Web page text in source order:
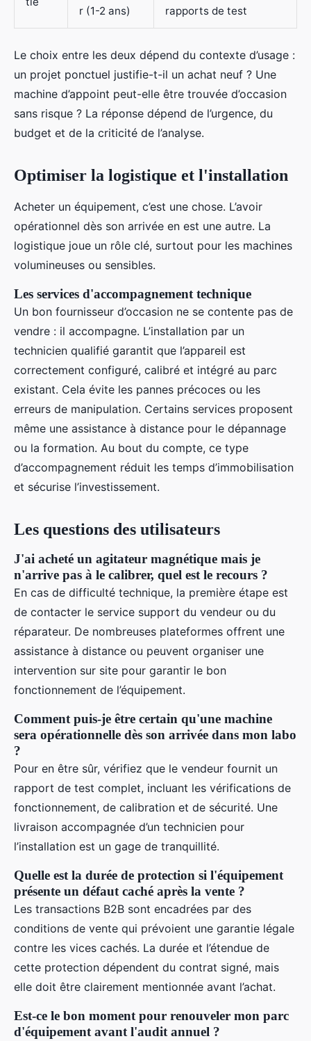
r (1-2 ans) rapports de test
Le choix entre les deux dépend du contexte d’usage :
un projet ponctuel justifie-t-il un achat neuf ? Une
machine d’appoint peut-elle être trouvée d’occasion
sans risque ? La réponse dépend de l’urgence, du
budget et de la criticité de l’analyse.
Optimiser la logistique et l'installation
Acheter un équipement, c’est une chose. L’avoir
opérationnel dès son arrivée en est une autre. La
logistique joue un rôle clé, surtout pour les machines
volumineuses ou sensibles.
Les services d'accompagnement technique
Un bon fournisseur d’occasion ne se contente pas de
vendre : il accompagne. L’installation par un
technicien qualifié garantit que l’appareil est
correctement configuré, calibré et intégré au parc
existant. Cela évite les pannes précoces ou les
erreurs de manipulation. Certains services proposent
même une assistance à distance pour le dépannage
ou la formation. Au bout du compte, ce type
d’accompagnement réduit les temps d’immobilisation
et sécurise l’investissement.
Les questions des utilisateurs
J'ai acheté un agitateur magnétique mais je
n'arrive pas à le calibrer, quel est le recours ?
En cas de difficulté technique, la première étape est
de contacter le service support du vendeur ou du
réparateur. De nombreuses plateformes offrent une
assistance à distance ou peuvent organiser une
intervention sur site pour garantir le bon
fonctionnement de l’équipement.
Comment puis-je être certain qu'une machine
sera opérationnelle dès son arrivée dans mon labo
?
Pour en être sûr, vérifiez que le vendeur fournit un
rapport de test complet, incluant les vérifications de
fonctionnement, de calibration et de sécurité. Une
livraison accompagnée d’un technicien pour
l’installation est un gage de tranquillité.
Quelle est la durée de protection si l'équipement
présente un défaut caché après la vente ?
Les transactions B2B sont encadrées par des
conditions de vente qui prévoient une garantie légale
contre les vices cachés. La durée et l’étendue de
cette protection dépendent du contrat signé, mais
elle doit être clairement mentionnée avant l’achat.
Est-ce le bon moment pour renouveler mon parc
d'équipement avant l'audit annuel ?